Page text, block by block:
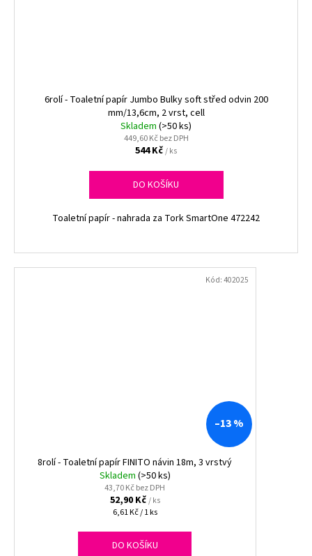
6rolí - Toaletní papír Jumbo Bulky soft střed odvin 200
mm/13,6cm, 2 vrst, cell
Skladem (>50 ks)
449,60 Kč bez DPH
544 Kč/ ks
DO KOŠÍKU
Toaletní papír - nahrada za Tork SmartOne 472242
–13 %
8rolí - Toaletní papír FINITO návin 18m, 3 vrstvý
Skladem (>50 ks)
43,70 Kč bez DPH
52,90 Kč/ ks
Měrná
6,61 Kč / 1 ks
DO KOŠÍKU
Kód:402025